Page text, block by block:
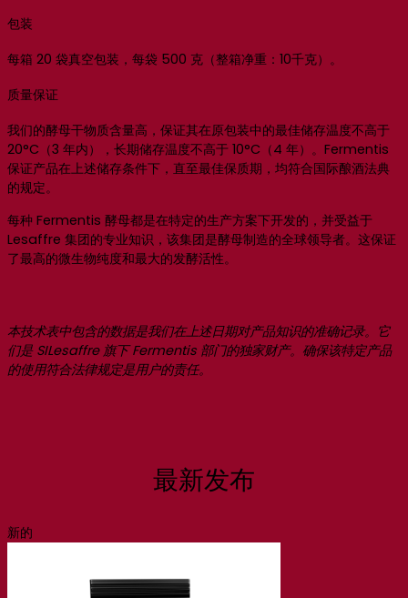
包装
每箱 20 袋真空包装，每袋 500 克（整箱净重：10千克）。
质量保证
我们的酵母干物质含量高，保证其在原包装中的最佳储存温度不高于
20°C（3 年内），长期储存温度不高于 10°C（4 年）。Fermentis
保证产品在上述储存条件下，直至最佳保质期，均符合国际酿酒法典
的规定。
每种 Fermentis 酵母都是在特定的生产方案下开发的，并受益于
Lesaffre 集团的专业知识，该集团是酵母制造的全球领导者。这保证
了最高的微生物纯度和最大的发酵活性。
本技术表中包含的数据是我们在上述日期对产品知识的准确记录。它
们是 SILesaffre 旗下 Fermentis 部门的独家财产。确保该特定产品
的使用符合法律规定是用户的责任。
最新发布
新的